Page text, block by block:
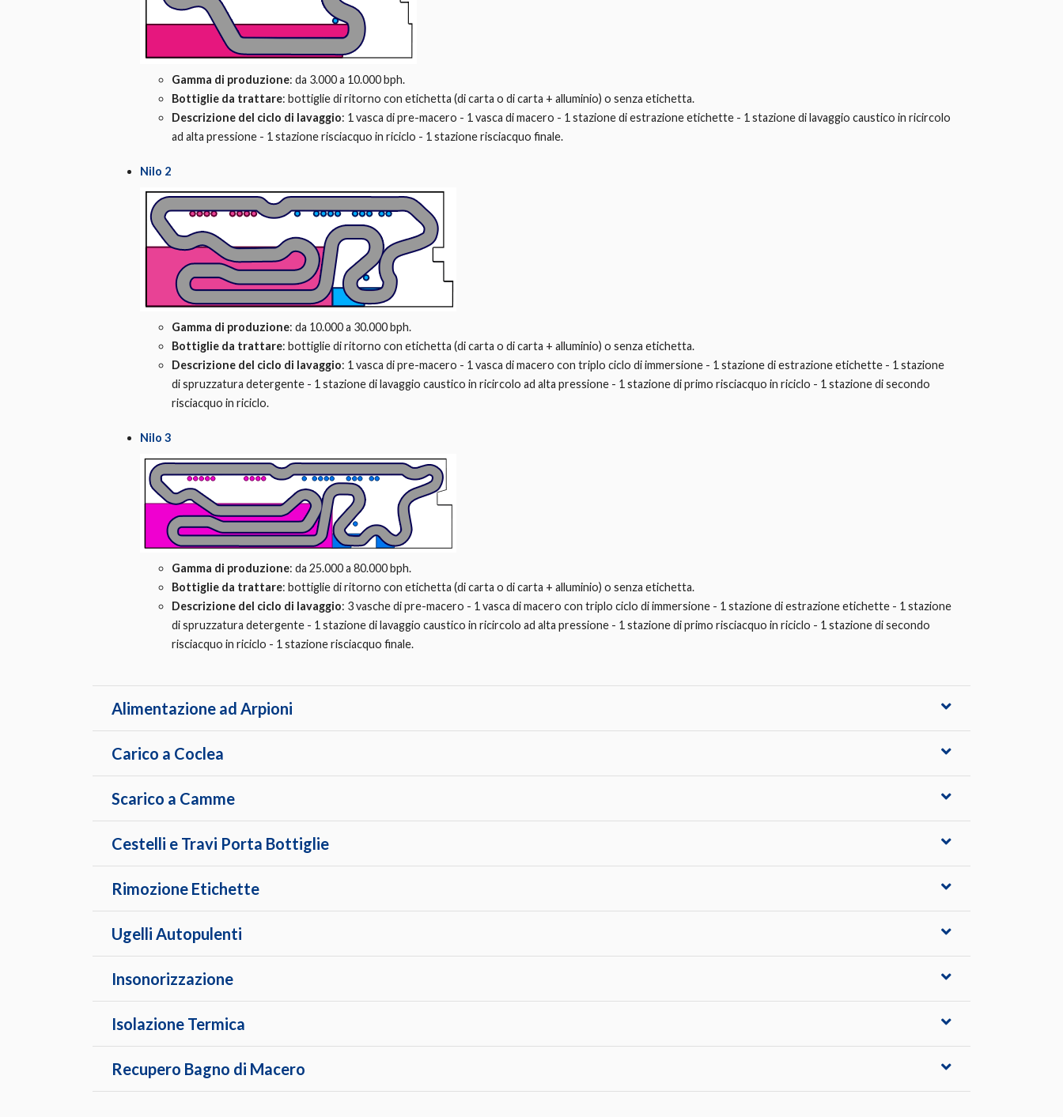
Gamma di produzione: da 3.000 a 10.000 bph.
Bottiglie da trattare: bottiglie di ritorno con etichetta (di carta o di carta + alluminio) o senza etichetta.
Descrizione del ciclo di lavaggio: 1 vasca di pre-macero - 1 vasca di macero - 1 stazione di estrazione etichette - 1 stazione di lavaggio caustico in ricircolo
ad alta pressione - 1 stazione risciacquo in riciclo - 1 stazione risciacquo finale.
Nilo 2
Gamma di produzione: da 10.000 a 30.000 bph.
Bottiglie da trattare: bottiglie di ritorno con etichetta (di carta o di carta + alluminio) o senza etichetta.
Descrizione del ciclo di lavaggio: 1 vasca di pre-macero - 1 vasca di macero con triplo ciclo di immersione - 1 stazione di estrazione etichette - 1 stazione
di spruzzatura detergente - 1 stazione di lavaggio caustico in ricircolo ad alta pressione - 1 stazione di primo risciacquo in riciclo - 1 stazione di secondo
risciacquo in riciclo.
Nilo 3
Gamma di produzione: da 25.000 a 80.000 bph.
Bottiglie da trattare: bottiglie di ritorno con etichetta (di carta o di carta + alluminio) o senza etichetta.
Descrizione del ciclo di lavaggio: 3 vasche di pre-macero - 1 vasca di macero con triplo ciclo di immersione - 1 stazione di estrazione etichette - 1 stazione
di spruzzatura detergente - 1 stazione di lavaggio caustico in ricircolo ad alta pressione - 1 stazione di primo risciacquo in riciclo - 1 stazione di secondo
risciacquo in riciclo - 1 stazione risciacquo finale.
Alimentazione ad Arpioni
Carico a Coclea
Scarico a Camme
Cestelli e Travi Porta Bottiglie
Rimozione Etichette
Ugelli Autopulenti
Insonorizzazione
Isolazione Termica
Recupero Bagno di Macero